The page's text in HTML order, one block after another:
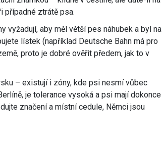
případné ztrátě psa.
vyžadují, aby měl větší pes náhubek a byl na
lístek (například Deutsche Bahn má pro
proto je dobré ověřit předem, jak to v
– existují i zóny, kde psi nesmí vůbec
je tolerance vysoká a psi mají dokonce
značení a místní cedule, Němci jsou